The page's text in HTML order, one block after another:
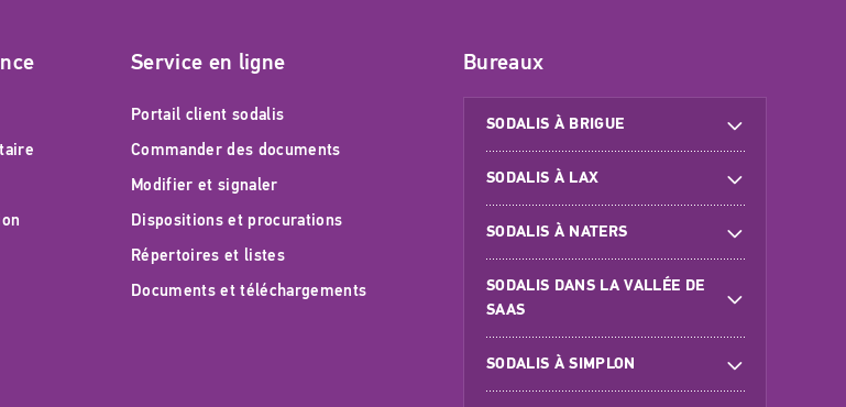
Service en ligne
Portail client sodalis
Commander des documents
Modifier et signaler
Dispositions et procurations
Répertoires et listes
Documents et téléchargements
Bureaux
SODALIS À BRIGUE
SODALIS À LAX
SODALIS À NATERS
SODALIS DANS LA VALLÉE DE
SAAS
SODALIS À SIMPLON